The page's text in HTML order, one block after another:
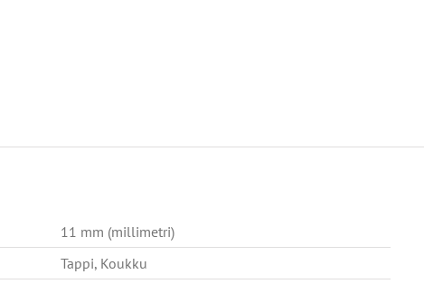
11 mm (millimetri)
Tappi, Koukku